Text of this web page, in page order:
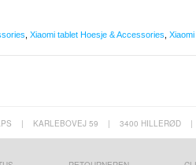
Xiaomi tablet Hoesje & Accessories
| KARLEBOVEJ 59 | 3400 HILLERØD |